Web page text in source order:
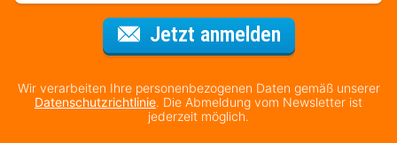
Jetzt anmeldenFür den
Wir verarbeiten Ihre personenbezogenen Daten gemäß unserer
Datenschutzrichtlinie. Die Abmeldung vom Newsletter ist
jederzeit möglich.